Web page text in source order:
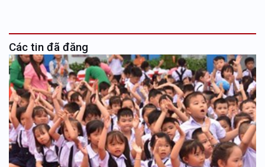
Các tin đã đăng